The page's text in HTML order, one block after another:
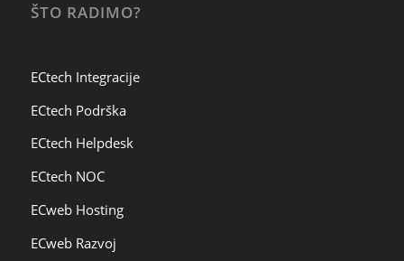
ŠTO RADIMO?
ECtech Integracije
ECtech Podrška
ECtech Helpdesk
ECtech NOC
ECweb Hosting
ECweb Razvoj